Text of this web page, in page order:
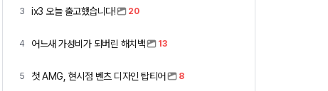
3 ix3 오늘 출고했습니다! 20
4 어느새 가성비가 되버린 해치백 13
5 첫 AMG, 현시점 벤츠 디자인 탑티어 8